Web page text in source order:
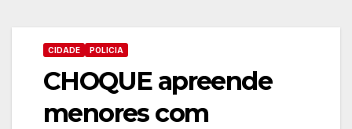
CIDADE POLICIA
CHOQUE apreende
menores com